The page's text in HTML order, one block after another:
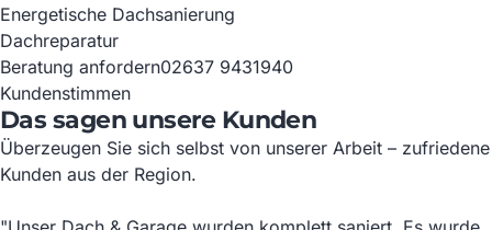
Energetische Dachsanierung
Dachreparatur
Beratung anfordern02637 9431940
Kundenstimmen
Das sagen unsere Kunden
Überzeugen Sie sich selbst von unserer Arbeit – zufriedene
Kunden aus der Region.